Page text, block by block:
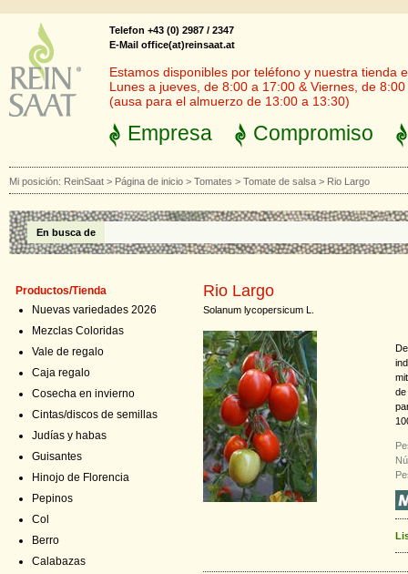
Telefon +43 (0) 2987 / 2347
E-Mail office(at)reinsaat.at
Estamos disponibles por teléfono y nuestra tienda
Lunes a jueves, de 8:00 a 17:00 & Viernes, de
(ausa para el almuerzo de 13:00 a 13:30)
Empresa Compromiso
Mi posición: ReinSaat > Página de inicio > Tomates > Tomate de salsa > Rio Largo
En busca de
Productos/Tienda
Nuevas variedades 2026
Mezclas Coloridas
Vale de regalo
Caja regalo
Cosecha en invierno
Cintas/discos de semillas
Judías y habas
Guisantes
Hinojo de Florencia
Pepinos
Col
Berro
Calabazas
Rio Largo
Solanum lycopersicum L.
de